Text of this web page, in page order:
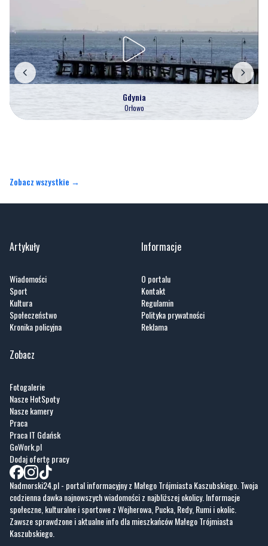
Gdynia
Orłowo
Zobacz wszystkie →
Artykuły
Wiadomości
Sport
Kultura
Społeczeństwo
Kronika policyjna
Informacje
O portalu
Kontakt
Regulamin
Polityka prywatności
Reklama
Zobacz
Fotogalerie
Nasze HotSpoty
Nasze kamery
Praca
Praca IT Gdańsk
GoWork.pl
Dodaj ofertę pracy
Nadmorski24.pl - portal informacyjny z Małego Trójmiasta Kaszubskiego. Twoja
codzienna dawka najnowszych wiadomości z najbliższej okolicy. Informacje
społeczne, kulturalne i sportowe z Wejherowa, Pucka, Redy, Rumi i okolic.
Zawsze sprawdzone i aktualne info dla mieszkańców Małego Trójmiasta
Kaszubskiego.